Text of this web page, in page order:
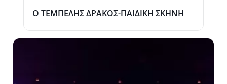
O TEMΠΕΛΗΣ ΔΡΑΚΟΣ-ΠΑΙΔΙΚΗ ΣΚΗΝΗ